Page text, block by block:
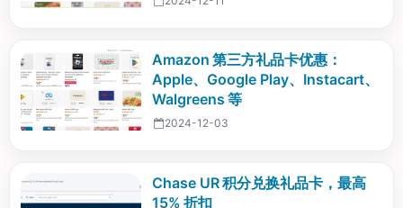
Amazon 第三方礼品卡优惠：
Apple、Google Play、Instacart、
Walgreens 等
2024-12-03
Chase UR 积分兑换礼品卡，最高
15% 折扣